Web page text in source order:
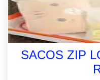
SACOS ZIP